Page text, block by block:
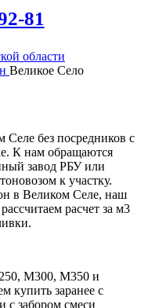
81
области
Великое Село
без посредников с
К нам обращаются
завод РБУ или
к участку.
в Великом Селе, наш
расчет за м3
М300, М350 и
купить заранее с
с забором смеси